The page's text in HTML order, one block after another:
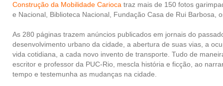
Construção da Mobilidade Carioca traz mais de 150 fotos
e Nacional, Biblioteca Nacional, Fundação Casa de Rui Barbosa,
As 280 páginas trazem anúncios publicados em jornais do
desenvolvimento urbano da cidade, a abertura de suas vias, a
vida cotidiana, a cada novo invento de transporte. Tudo de
escritor e professor da PUC-Rio, mescla história e ficção, ao
tempo e testemunha as mudanças na cidade.